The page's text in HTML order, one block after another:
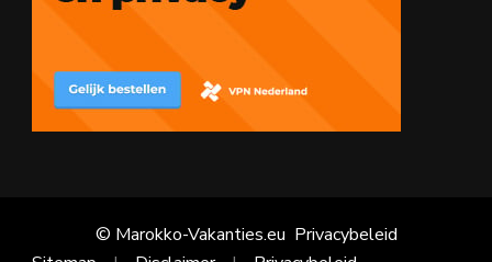
© Marokko-Vakanties.eu Privacybeleid